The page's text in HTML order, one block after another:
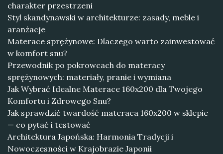
charakter przestrzeni
Styl skandynawski w architekturze: zasady, meble i
aranżacje
Materace sprężynowe: Dlaczego warto zainwestować
w komfort snu?
Przewodnik po pokrowcach do materacy
sprężynowych: materiały, pranie i wymiana
Jak Wybrać Idealne Materace 160x200 dla Twojego
Komfortu i Zdrowego Snu?
Jak sprawdzić twardość materaca 160x200 w sklepie
— co pytać i testować
Architektura Japońska: Harmonia Tradycji i
Nowoczesności w Krajobrazie Japonii